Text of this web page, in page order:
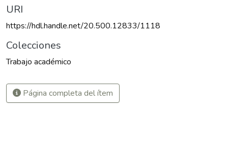
URI
https://hdl.handle.net/20.500.12833/1118
Colecciones
Trabajo académico
Página completa del ítem